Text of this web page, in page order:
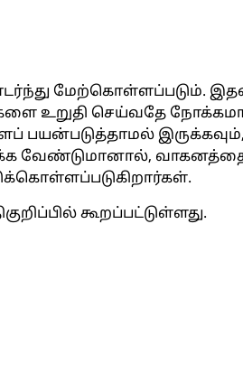
மேற்கொள்ளப்படும்.
உறுதி செய்வதே
பயன்படுத்தாமல்
வேண்டுமானால், வாகனத்தை
கூறப்பட்டுள்ளது.